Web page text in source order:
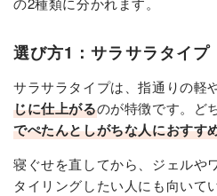
選び方1：サラサラタイプ
サラサラタイプは、指通りの軽
じに仕上がるのが特徴です。ど
でぺたんとしがちな人におすす
寝ぐせを直してから、ジェルや
タイリングしたい人にも向いて